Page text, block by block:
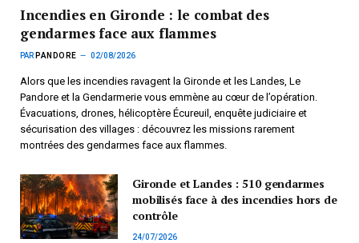
Incendies en Gironde : le combat des
gendarmes face aux flammes
PAR PANDORE 02/08/2026
Alors que les incendies ravagent la Gironde et les Landes, Le
Pandore et la Gendarmerie vous emmène au cœur de l’opération.
Évacuations, drones, hélicoptère Écureuil, enquête judiciaire et
sécurisation des villages : découvrez les missions rarement
montrées des gendarmes face aux flammes.
Gironde et Landes : 510 gendarmes
mobilisés face à des incendies hors de
contrôle
24/07/2026